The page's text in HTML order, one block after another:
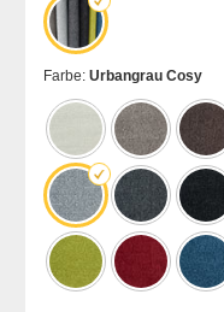
Farbe: Urbangrau Cosy